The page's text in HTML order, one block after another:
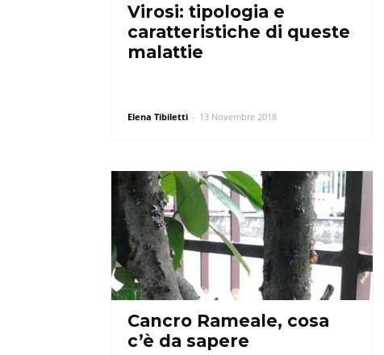
Virosi: tipologia e
caratteristiche di queste
malattie
Elena Tibiletti - 13 Novembre 2018
Cancro Rameale, cosa
c’è da sapere